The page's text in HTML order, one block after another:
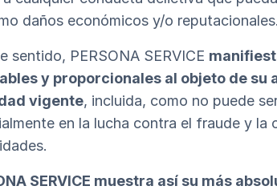
daños económicos y/o reputacionales.
sentido, PERSONA SERVICE
y proporcionales al objeto de
vigente, incluida, como no puede
en la lucha contra el fraude y
SERVICE muestra así su más